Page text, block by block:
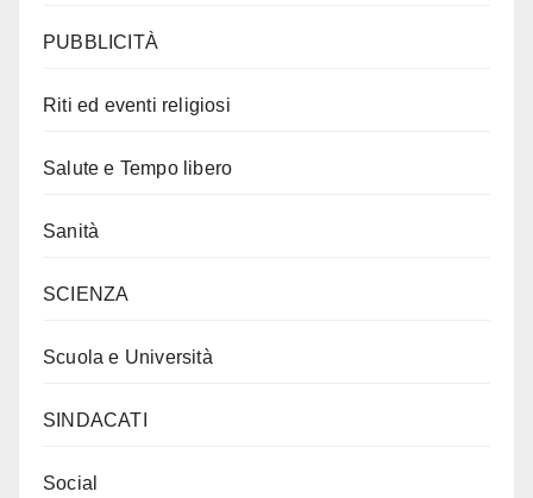
PUBBLICITÀ
Riti ed eventi religiosi
Salute e Tempo libero
Sanità
SCIENZA
Scuola e Università
SINDACATI
Social